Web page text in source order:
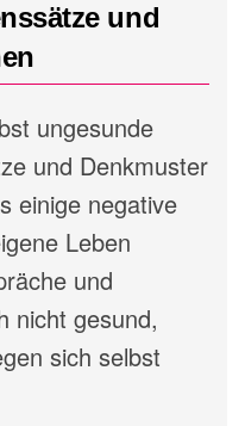
und
ungesunde
und Denkmuster
einige negative
Leben
und
nicht gesund,
sich selbst